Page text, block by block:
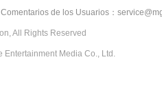
Comentarios de los Usuarios：
All Rights Reserved
Entertainment Media Co., Ltd.